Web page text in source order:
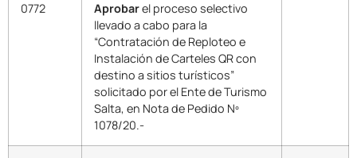
0772 Aprobarel proceso selectivo
llevado a cabo para la
“Contratación de Reploteo e
Instalación de Carteles QR con
destino a sitios turísticos”
solicitado por el Ente de Turismo
Salta, en Nota de Pedido Nº
1078/20.-